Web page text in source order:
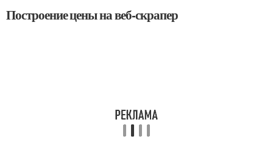
Построение цены на веб-скрапер